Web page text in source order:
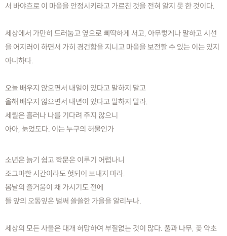
서 바야흐로 이 마음을 안정시키라고 가르친 것을 전혀 알지 못 한 것이다.
세상에서 가만히 드러눕고 옆으로 삐딱하게 서고, 아무렇게나 말하고 시선
을 어지러이 하면서 가히 경건함을 지니고 마음을 보전할 수 있는 이는 있지
아니하다.
오늘 배우지 않으면서 내일이 있다고 말하지 말고
올해 배우지 않으면서 내년이 있다고 말하지 말라.
세월은 흘러나 나를 기다려 주지 않으니
아아, 늙었도다. 이는 누구의 허물인가
소년은 늙기 쉽고 학문은 이루기 어렵나니
조그마한 시간이라도 헛되이 보내지 마라.
봄날의 즐거움이 채 가시기도 전에
뜰 앞의 오동잎은 벌써 쓸쓸한 가을을 알리누나.
세상의 모든 사물은 대개 허망하여 부질없는 것이 많다. 풀과 나무, 꽃 약초